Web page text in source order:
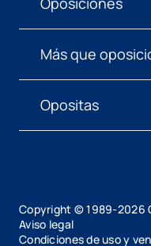
Más que
Opositas
Copyright © 1989-2026
Aviso legal
Condiciones de uso y